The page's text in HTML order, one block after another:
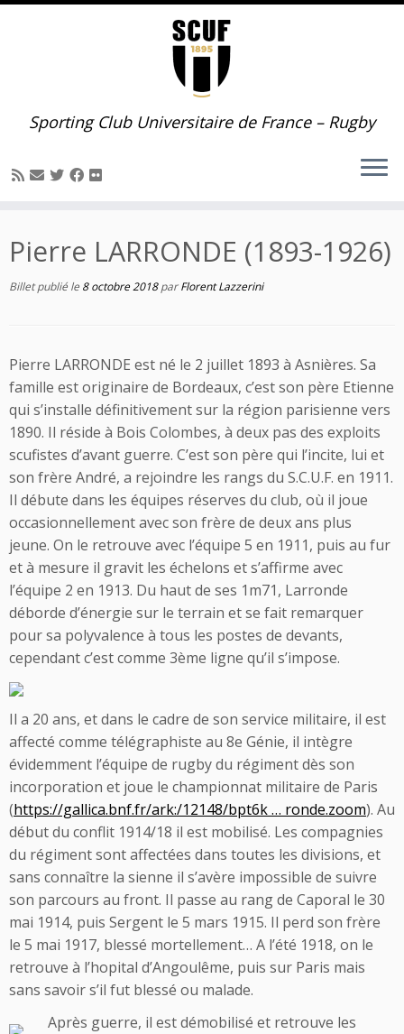
Passer
Sporting Club Universitaire de France – Rugby
Pierre LARRONDE (1893-1926)
Billet publié le 8 octobre 2018 parFlorent Lazzerini
Pierre LARRONDE est né le 2 juillet 1893 à Asnières. Sa
famille est originaire de Bordeaux, c’est son père Etienne
qui s’installe définitivement sur la région parisienne vers
1890. Il réside à Bois Colombes, à deux pas des exploits
scufistes d’avant guerre. C’est son père qui l’incite, lui et
son frère André, a rejoindre les rangs du S.C.U.F. en 1911.
Il débute dans les équipes réserves du club, où il joue
occasionnellement avec son frère de deux ans plus
jeune. On le retrouve avec l’équipe 5 en 1911, puis au fur
et à mesure il gravit les échelons et s’affirme avec
l’équipe 2 en 1913. Du haut de ses 1m71, Larronde
déborde d’énergie sur le terrain et se fait remarquer
pour sa polyvalence à tous les postes de devants,
cependant c’est comme 3ème ligne qu’il s’impose.
Il a 20 ans, et dans le cadre de son service militaire, il est
affecté comme télégraphiste au 8e Génie, il intègre
évidemment l’équipe de rugby du régiment dès son
incorporation et joue le championnat militaire de Paris
(https://gallica.bnf.fr/ark:/12148/bpt6k … ronde.zoom). Au
début du conflit 1914/18 il est mobilisé. Les compagnies
du régiment sont affectées dans toutes les divisions, et
sans connaître la sienne il s’avère impossible de suivre
son parcours au front. Il passe au rang de Caporal le 30
mai 1914, puis Sergent le 5 mars 1915. Il perd son frère
le 5 mai 1917, blessé mortellement… A l’été 1918, on le
retrouve à l’hopital d’Angoulême, puis sur Paris mais
sans savoir s’il fut blessé ou malade.
Après guerre, il est démobilisé et retrouve les